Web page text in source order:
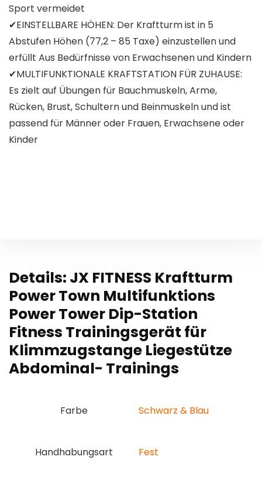
Sport vermeidet
✔EINSTELLBARE HÖHEN: Der Kraftturm ist in 5
Abstufen Höhen (77,2 – 85 Taxe) einzustellen und
erfüllt Aus Bedürfnisse von Erwachsenen und Kindern
✔MULTIFUNKTIONALE KRAFTSTATION FÜR ZUHAUSE:
Es zielt auf Übungen für Bauchmuskeln, Arme,
Rücken, Brust, Schultern und Beinmuskeln und ist
passend für Männer oder Frauen, Erwachsene oder
Kinder
Details: JX FITNESS Kraftturm
Power Town Multifunktions
Power Tower Dip-Station
Fitness Trainingsgerät für
Klimmzugstange Liegestütze
Abdominal- Trainings
Farbe ‎Schwarz & Blau
Handhabungsart ‎Fest